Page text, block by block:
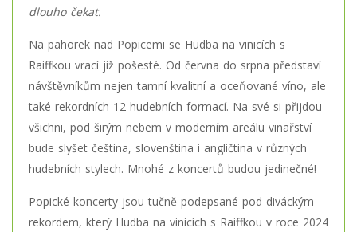
dlouho čekat.
Na pahorek nad Popicemi se Hudba na vinicích s
Raiffkou vrací již pošesté. Od června do srpna představí
návštěvníkům nejen tamní kvalitní a oceňované víno, ale
také rekordních 12 hudebních formací. Na své si přijdou
všichni, pod širým nebem v moderním areálu vinařství
bude slyšet čeština, slovenština i angličtina v různých
hudebních stylech. Mnohé z koncertů budou jedinečné!
Popické koncerty jsou tučně podepsané pod diváckým
rekordem, který Hudba na vinicích s Raiffkou v roce 2024